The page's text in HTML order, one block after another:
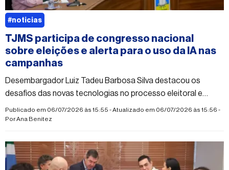
TJMS participa de congresso nacional
sobre eleições e alerta para o uso da IA nas
campanhas
Desembargador Luiz Tadeu Barbosa Silva destacou os
desafios das novas tecnologias no processo eleitoral e
explicou como a Justiça Eleitoral atua diante de conteúdos
manipulados
Publicado em 06/07/2026 às 15:55 - Atualizado em 06/07/2026 às 15:56 -
PorAna Benitez
#noticias